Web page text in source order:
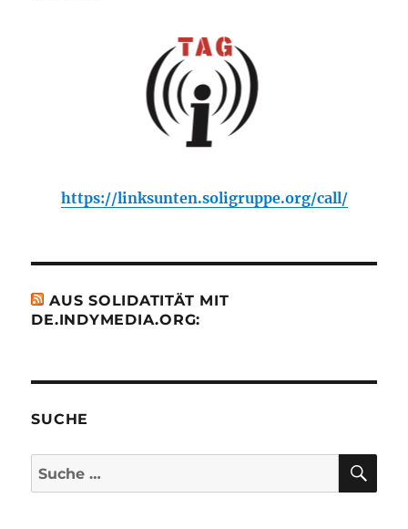
https://linksunten.soligruppe.org/call/
AUS SOLIDATITÄT MIT
DE.INDYMEDIA.ORG:
SUCHE
Suche
nach: